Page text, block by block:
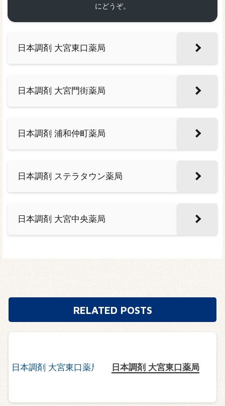
にどうぞ。
日本調剤 大宮東口薬局
日本調剤 大宮門街薬局
日本調剤 浦和仲町薬局
日本調剤 ステラタウン薬局
日本調剤 大宮中央薬局
RELATED POSTS
日本調剤 大宮東口薬局